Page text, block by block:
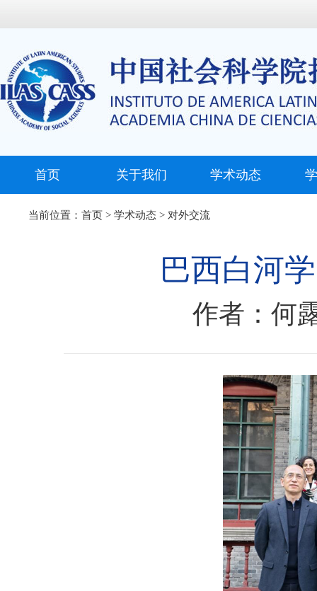
首页 关于我们 学术动态
当前位置： 首页 > 学术动态 > 对外交流
巴西白河
作者：